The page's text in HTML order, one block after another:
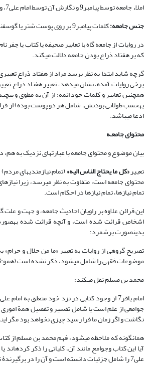
املاء جامعه توسط پیامبر9 و نگارش آن توسط امام علی7، و این گفتن و شنیدن به صورت خصوصی و ویژه بوده است.
جنس جامعه:کلمات پیامبر9 بر روی پوست شتر یا گوسفند نوشته شده است (صفار،1404: ؛ 145).
در روایات از جامعه گاه با تعابیر صحیفه یا کتاب یا
که بر هفتاد ذراع بودن جامعه دلالت می‏کند.
گرچه شاید ابتدا به نظر برسد مراد از هفتاد ذراع
برخی روایات آمده، نشان می‏دهد، تعبیر هفتاد ذراع
همچنین تعابیر و کلمات خود ائمه: از آن به مطوی و
به‏حسب طولانی بودنش، شامل هر دو پوست بوده) از
ادعا می‏باشد.
محتوای جامعـه
بیان موضوع و محتوای جامعه با عبارت‏های نزدیک به
تعبیر«کل ما یحتاج الناس الیه»(تمام نیازمندی‏های مردم) (صفار، 1404:
محتوای جامعه است، متفاوت به نظر می‏رسد، زیرا
تمام نیازها، تمام نیازها در احکام است.
اشخاص قرائت شده است، و آنچه قرائت شده به‏صورت
بدین‏صورت برشمرد:
تصریح گروهی از روایات به تعبیر «ما من حلال و
موضوعات فقهی را شامل می‏شود، ذکر نشده است (همو:153؛ مجلسی، 1404 ،26 : 25).
محمد بن مسلم نقل می­کند:
نگاشت و اگر زمان ما فرا رسید چیزی نخواهد بود مگر
همانگونه که ملاحظه می­شود، فهم محمد بن مسلم از
آیا این کتاب وجوامع مانند آن، کلیاتی را ذکر
علی7 را شامل جزئیات دانسته است و آن را در برگیرندۀ تمام سنن پیامبر9 معرفی می‏نماید.